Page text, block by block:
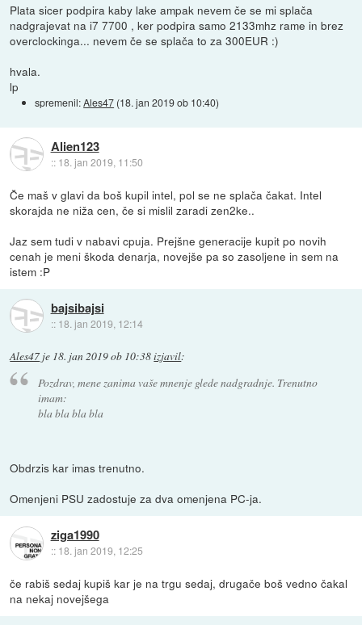
Plata sicer podpira kaby lake ampak nevem če se mi splača
nadgrajevat na i7 7700 , ker podpira samo 2133mhz rame in brez
overclockinga... nevem če se splača to za 300EUR :)
hvala.
lp
spremenil:Ales47 (18. jan 2019 ob 10:40)
Alien123
:: 18. jan 2019, 11:50
Če maš v glavi da boš kupil intel, pol se ne splača čakat. Intel
skorajda ne niža cen, če si mislil zaradi zen2ke..
Jaz sem tudi v nabavi cpuja. Prejšne generacije kupit po novih
cenah je meni škoda denarja, novejše pa so zasoljene in sem na
istem :P
bajsibajsi
:: 18. jan 2019, 12:14
Ales47 je 18. jan 2019 ob 10:38izjavil:
Pozdrav, mene zanima vaše mnenje glede nadgradnje. Trenutno
imam:
bla bla bla bla
Obdrzis kar imas trenutno.
Omenjeni PSU zadostuje za dva omenjena PC-ja.
ziga1990
:: 18. jan 2019, 12:25
če rabiš sedaj kupiš kar je na trgu sedaj, drugače boš vedno čakal
na nekaj novejšega